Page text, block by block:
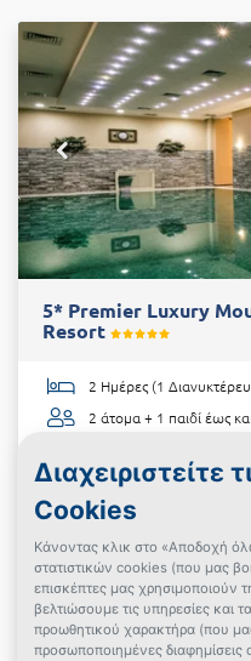
5* Premier Luxury
Resort
2 Ημέρες (1
2 άτομα + 1 παιδί έως
έως 30/11/2026
Ψυχαγωγία για παιδιά!
ΠΛΗΡΩΣ
από€110